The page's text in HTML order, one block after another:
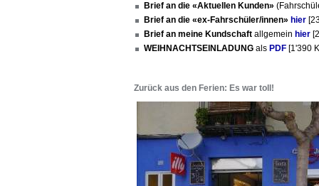
Brief an die «Aktuellen Kunden»
Brief an die «ex-Fahrschüler/innen» hier
Brief an meine Kundschaft allgemein hier
WEIHNACHTSEINLADUNG als PDF [1'390
Zurück aus den Ferien: Es war toll!